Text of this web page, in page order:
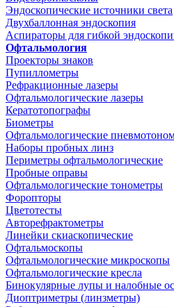
Эндоскопические источники света
Двухбаллонная эндоскопия
Аспираторы для гибкой
Офтальмология
Проекторы знаков
Пупиллометры
Рефракционные лазеры
Офтальмологические лазеры
Кератотопографы
Биометры
Офтальмологические
Наборы пробных линз
Периметры офтальмологические
Пробные оправы
Офтальмологические тонометры
Форопторы
Цветотесты
Авторефрактометры
Линейки скиаскопические
Офтальмоскопы
Офтальмологические микроскопы
Офтальмологические кресла
Бинокулярные лупы и налобные
Диоптриметры (линзметры)